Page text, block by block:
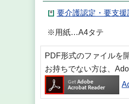
要介護認定・要支
※用紙…A4タテ
PDF形式のファイルを
お持ちでない方は、